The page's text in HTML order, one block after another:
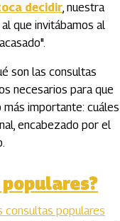
decidir, nuestra
que invitábamos al
son las consultas
necesarios para que
importante: cuáles
encabezado por el
consultas populares